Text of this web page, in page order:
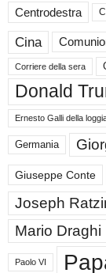
Centrodestra
Cina
Corriere della sera
Donald
Ernesto Galli della
Germania
Giuseppe Conte
Joseph
Mario Draghi
Paolo VI